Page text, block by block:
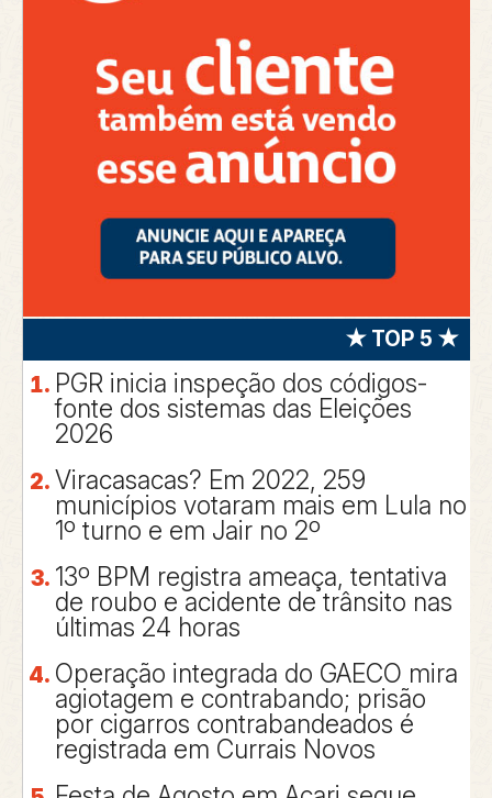
★ TOP 5 ★
PGR inicia inspeção dos códigos-
fonte dos sistemas das Eleições
2026
Viracasacas? Em 2022, 259
municípios votaram mais em Lula no
1º turno e em Jair no 2º
13º BPM registra ameaça, tentativa
de roubo e acidente de trânsito nas
últimas 24 horas
Operação integrada do GAECO mira
agiotagem e contrabando; prisão
por cigarros contrabandeados é
registrada em Currais Novos